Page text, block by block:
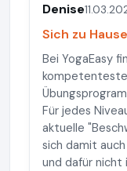
Denise
Sich zu
Bei YogaEasy
kompetenteste
Für jedes
aktuelle
sich damit
und dafür nicht